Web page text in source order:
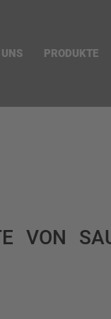
PRODUKTE
VON